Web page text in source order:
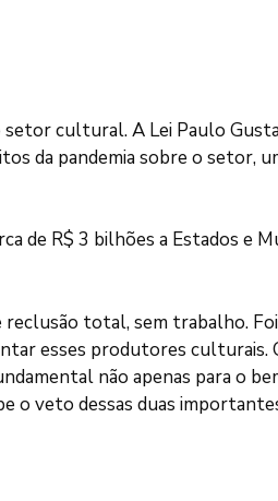
cultural. A Lei Paulo
da pandemia sobre o setor,
de R$ 3 bilhões a Estados e
total, sem trabalho.
esses produtores
não apenas para o
o veto dessas duas